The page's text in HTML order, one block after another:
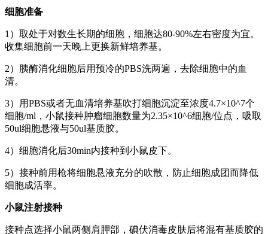
细胞准备
1）取处于对数生长期的细胞，细胞达80-90%左右密度为宜。
收集细胞前一天晚上更换新鲜培养基。
2）胰酶消化细胞后用预冷的PBS洗两遍，去除细胞中的血
清。
3）用PBS或者无血清培养基吹打细胞沉淀至浓度4.7×10^7个
细胞/ml，小鼠接种肿瘤细胞数量为2.35×10^6细胞/位点，吸取
50ul细胞悬液与50ul基质胶。
4）细胞消化后30min内接种到小鼠皮下。
5）接种前用枪将细胞悬液充分的吹散，防止细胞成团而降低
细胞成活率。
小鼠注射接种
接种点选择小鼠两侧肩胛部，碘伏消毒皮肤后将混有基质胶的